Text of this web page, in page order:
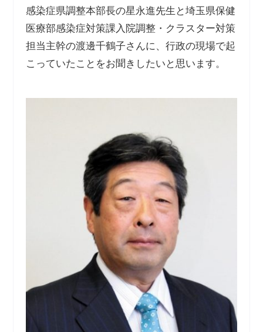
感染症県調整本部長の星永進先生と埼玉県保健
医療部感染症対策課入院調整・クラスター対策
担当主幹の渡邊千鶴子さんに、行政の現場で起
こっていたことをお聞きしたいと思います。